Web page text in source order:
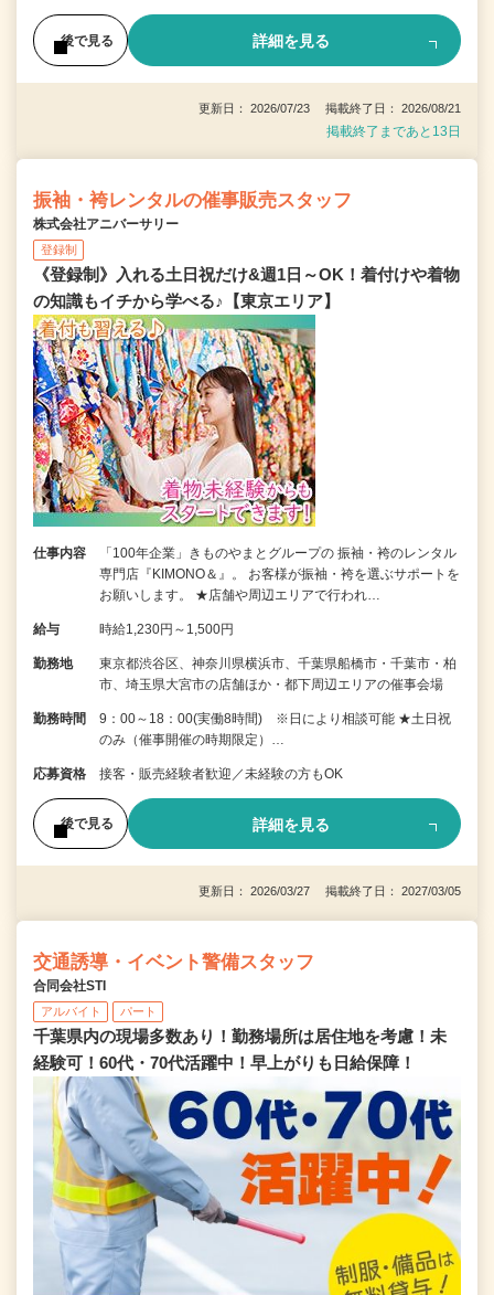
後で見る 詳細を見る
更新日： 2026/07/23 掲載終了日： 2026/08/21
掲載終了まであと13日
振袖・袴レンタルの催事販売スタッフ
株式会社アニバーサリー
登録制
《登録制》入れる土日祝だけ&週1日～OK！着付けや着物
の知識もイチから学べる♪【東京エリア】
仕事内容
「100年企業」きものやまとグループの 振袖・袴のレンタル
専門店『KIMONO＆』。 お客様が振袖・袴を選ぶサポートを
お願いします。 ★店舗や周辺エリアで行われ…
給与 時給1,230円～1,500円
勤務地
東京都渋谷区、神奈川県横浜市、千葉県船橋市・千葉市・柏
市、埼玉県大宮市の店舗ほか・都下周辺エリアの催事会場
勤務時間
9：00～18：00(実働8時間) ※日により相談可能 ★土日祝
のみ（催事開催の時期限定）…
応募資格 接客・販売経験者歓迎／未経験の方もOK
後で見る 詳細を見る
更新日： 2026/03/27 掲載終了日： 2027/03/05
交通誘導・イベント警備スタッフ
合同会社STI
アルバイト パート
千葉県内の現場多数あり！勤務場所は居住地を考慮！未
経験可！60代・70代活躍中！早上がりも日給保障！